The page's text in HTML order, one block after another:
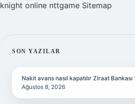
knight online nttgame Sitemap
SIDEBAR
SON YAZILAR
Nakit avans nasıl kapatılır Ziraat Bankası
Ağustos 8, 2026